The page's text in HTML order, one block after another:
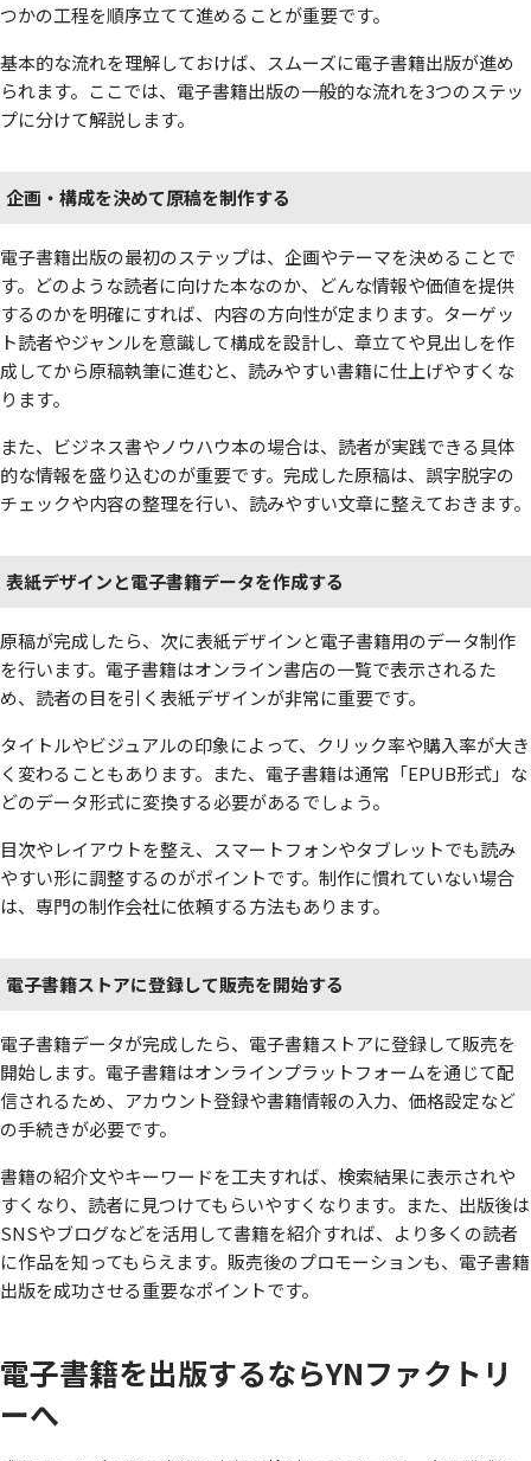
つかの工程を順序立てて進めることが重要です。
基本的な流れを理解しておけば、スムーズに電子書籍出版が進め
られます。ここでは、電子書籍出版の一般的な流れを3つのステッ
プに分けて解説します。
企画・構成を決めて原稿を制作する
電子書籍出版の最初のステップは、企画やテーマを決めることで
す。どのような読者に向けた本なのか、どんな情報や価値を提供
するのかを明確にすれば、内容の方向性が定まります。ターゲッ
ト読者やジャンルを意識して構成を設計し、章立てや見出しを作
成してから原稿執筆に進むと、読みやすい書籍に仕上げやすくな
ります。
また、ビジネス書やノウハウ本の場合は、読者が実践できる具体
的な情報を盛り込むのが重要です。完成した原稿は、誤字脱字の
チェックや内容の整理を行い、読みやすい文章に整えておきます。
表紙デザインと電子書籍データを作成する
原稿が完成したら、次に表紙デザインと電子書籍用のデータ制作
を行います。電子書籍はオンライン書店の一覧で表示されるた
め、読者の目を引く表紙デザインが非常に重要です。
タイトルやビジュアルの印象によって、クリック率や購入率が大き
く変わることもあります。また、電子書籍は通常「EPUB形式」な
どのデータ形式に変換する必要があるでしょう。
目次やレイアウトを整え、スマートフォンやタブレットでも読み
やすい形に調整するのがポイントです。制作に慣れていない場合
は、専門の制作会社に依頼する方法もあります。
電子書籍ストアに登録して販売を開始する
電子書籍データが完成したら、電子書籍ストアに登録して販売を
開始します。電子書籍はオンラインプラットフォームを通じて配
信されるため、アカウント登録や書籍情報の入力、価格設定など
の手続きが必要です。
書籍の紹介文やキーワードを工夫すれば、検索結果に表示されや
すくなり、読者に見つけてもらいやすくなります。また、出版後は
SNSやブログなどを活用して書籍を紹介すれば、より多くの読者
に作品を知ってもらえます。販売後のプロモーションも、電子書籍
出版を成功させる重要なポイントです。
電子書籍を出版するならYNファクトリ
ーへ